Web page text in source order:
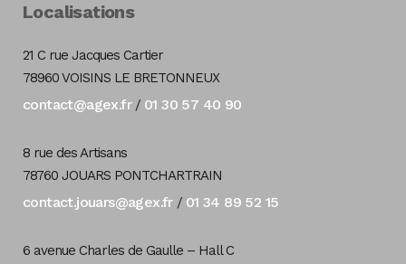
Localisations
21 C rue Jacques Cartier
78960 VOISINS LE BRETONNEUX
contact@agex.fr/ 01 30 57 40 90
8 rue des Artisans
78760 JOUARS PONTCHARTRAIN
contact.jouars@agex.fr/ 01 34 89 52 15
6 avenue Charles de Gaulle – Hall C